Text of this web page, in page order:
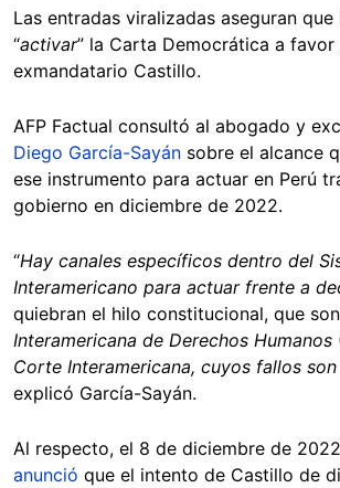
Las entradas viralizadas aseguran que
“activar” la Carta Democrática a favor
exmandatario Castillo.
AFP Factual consultó al abogado y
Diego García-Sayán sobre el alcance
ese instrumento para actuar en Perú
gobierno en diciembre de 2022.
“Hay canales específicos dentro del
Interamericano para actuar frente a
quiebran el hilo constitucional, que
Interamericana de Derechos Humanos
Corte Interamericana, cuyos fallos
explicó García-Sayán.
Al respecto, el 8 de diciembre de
anunció que el intento de Castillo de